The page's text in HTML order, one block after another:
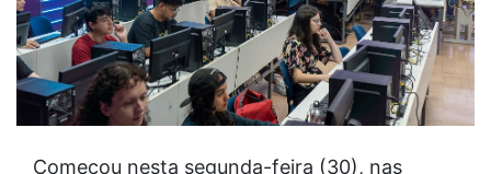
Começou nesta segunda-feira (30), nas